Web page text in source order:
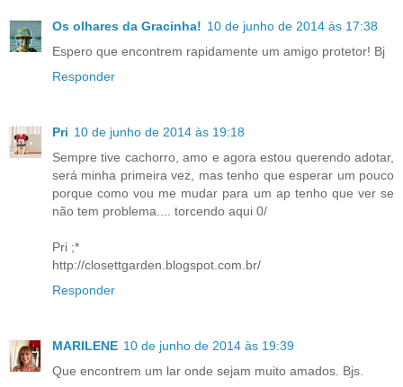
Os olhares da Gracinha! 10 de junho de 2014 às 17:38
Espero que encontrem rapidamente um amigo protetor! Bj
Responder
Pri 10 de junho de 2014 às 19:18
Sempre tive cachorro, amo e agora estou querendo adotar,
será minha primeira vez, mas tenho que esperar um pouco
porque como vou me mudar para um ap tenho que ver se
não tem problema.... torcendo aqui 0/
Pri ;*
http://closettgarden.blogspot.com.br/
Responder
MARILENE 10 de junho de 2014 às 19:39
Que encontrem um lar onde sejam muito amados. Bjs.